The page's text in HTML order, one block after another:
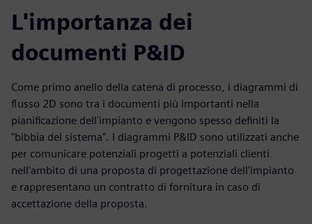
L'importanza dei
documenti P&ID
Come primo anello della catena di processo, i diagrammi di
flusso 2D sono tra i documenti più importanti nella
pianificazione dell'impianto e vengono spesso definiti la
"bibbia del sistema". I diagrammi P&ID sono utilizzati anche
per comunicare potenziali progetti a potenziali clienti
nell'ambito di una proposta di progettazione dell'impianto
e rappresentano un contratto di fornitura in caso di
accettazione della proposta.